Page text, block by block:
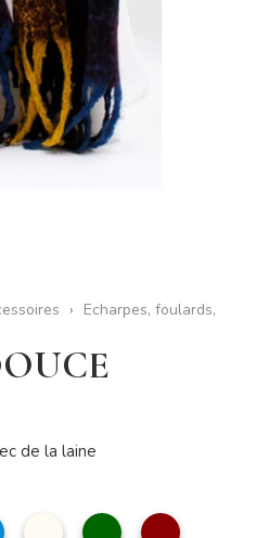
Echarpes, foulards,
de la laine
bleu
Beige
Vert
Rouge